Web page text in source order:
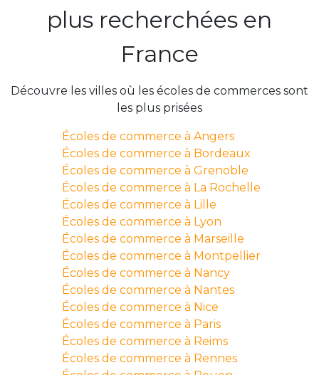
plus recherchées en
France
Découvre les villes où les écoles de commerces sont
les plus prisées
Écoles de commerce à Angers
Écoles de commerce à Bordeaux
Écoles de commerce à Grenoble
Écoles de commerce à La Rochelle
Écoles de commerce à Lille
Écoles de commerce à Lyon
Écoles de commerce à Marseille
Écoles de commerce à Montpellier
Écoles de commerce à Nancy
Écoles de commerce à Nantes
Écoles de commerce à Nice
Écoles de commerce à Paris
Écoles de commerce à Reims
Écoles de commerce à Rennes